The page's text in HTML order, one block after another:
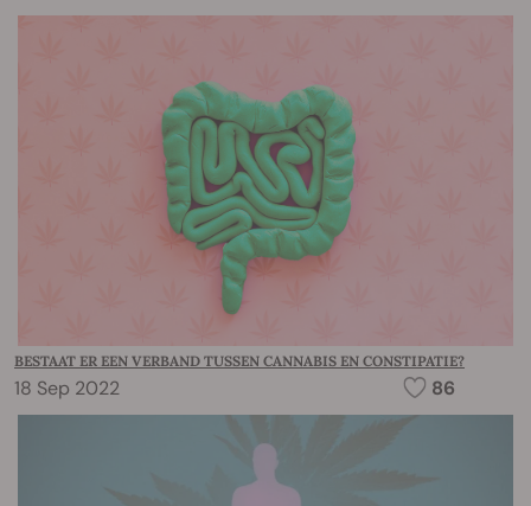
BESTAAT ER EEN VERBAND TUSSEN CANNABIS EN CONSTIPATIE?
18 Sep 2022 86